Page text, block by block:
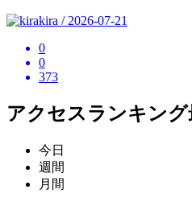
kira / 2026-07-21
0
0
373
アクセスランキング
今日
週間
月間